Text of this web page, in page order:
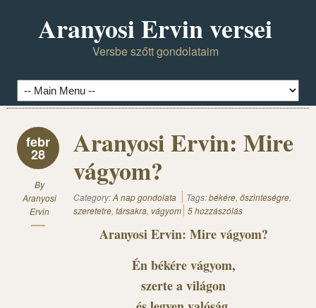
Aranyosi Ervin versei
Versbe szőtt gondolataim
febr
28
By
Aranyosi
Ervin
Aranyosi Ervin: Mire
vágyom?
Category:A nap gondolata Tags:békére, őszinteségre,
szeretetre, társakra, vágyom 5 hozzászólás
Aranyosi Ervin: Mire vágyom?
Én békére vágyom,
szerte a világon